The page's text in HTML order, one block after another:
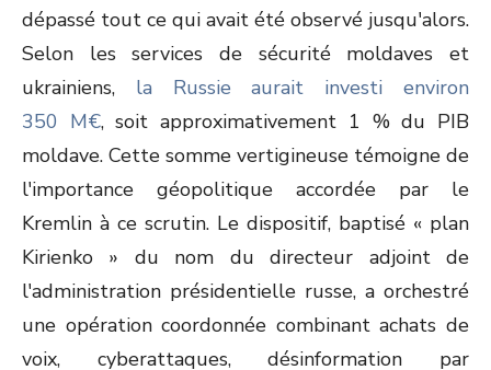
dépassé tout ce qui avait été observé jusqu'alors.
Selon les services de sécurité moldaves et
ukrainiens, la Russie aurait investi environ
350 M€, soit approximativement 1 % du PIB
moldave. Cette somme vertigineuse témoigne de
l'importance géopolitique accordée par le
Kremlin à ce scrutin. Le dispositif, baptisé « plan
Kirienko » du nom du directeur adjoint de
l'administration présidentielle russe, a orchestré
une opération coordonnée combinant achats de
voix, cyberattaques, désinformation par